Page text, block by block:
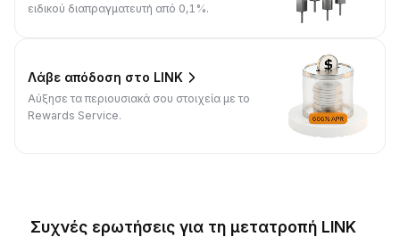
ειδικού διαπραγματευτή από 0,1%.
Λάβε απόδοση στο LINK
Αύξησε τα περιουσιακά σου στοιχεία με το
Rewards Service.
Συχνές ερωτήσεις για τη μετατροπή LINK